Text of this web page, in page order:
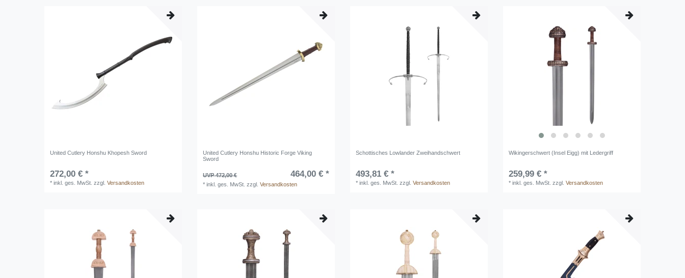
United Cutlery Honshu Khopesh Sword
272,00 € *
*inkl. ges. MwSt. zzgl.Versandkosten
United Cutlery Honshu Historic Forge Viking
Sword
UVP 472,00 € 464,00 € *
*inkl. ges. MwSt. zzgl.Versandkosten
Schottisches Lowlander Zweihandschwert
493,81 € *
*inkl. ges. MwSt. zzgl.Versandkosten
Wikingerschwert (Insel Eigg) mit Ledergriff
259,99 € *
*inkl. ges. MwSt. zzgl.Versandkosten